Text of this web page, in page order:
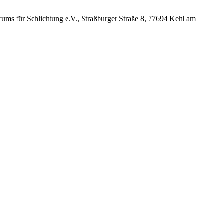
für Schlichtung e.V., Straßburger Straße 8, 77694 Kehl am